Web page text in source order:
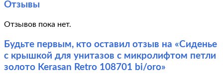
Отзывы
Отзывов пока нет.
Будьте первым, кто оставил отзыв на «Сиденье
с крышкой для унитазов с микролифтом петли
золото Kerasan Retro 108701 bi/oro»